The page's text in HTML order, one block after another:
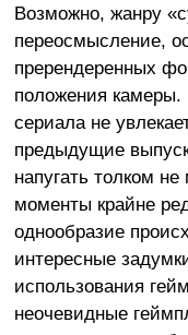
Возможно, жанру
переосмысление,
пререндеренных
положения камеры.
сериала не
предыдущие
напугать толком
моменты крайне
однообразие
интересные
использования
неочевидные